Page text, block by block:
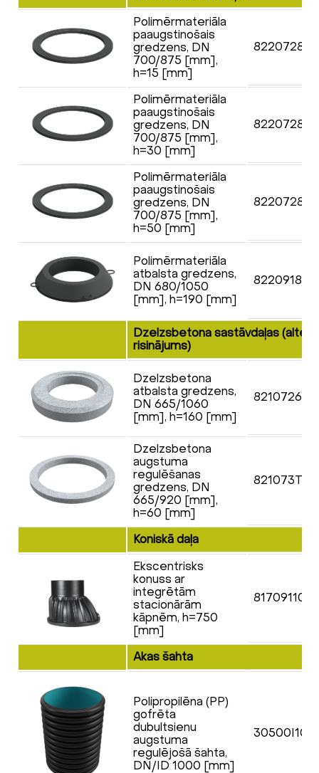
Polimērmateriāla
paaugstinošais
gredzens, DN
700/875 [mm],
h=15 [mm]
Polimērmateriāla
paaugstinošais
gredzens, DN
700/875 [mm],
h=30 [mm]
Polimērmateriāla
paaugstinošais
gredzens, DN
700/875 [mm],
h=50 [mm]
Polimērmateriāla
atbalsta gredzens,
DN 680/1050
[mm], h=190 [mm]
Dzelzsbetona sastāvdaļas
risinājums)
Dzelzsbetona
atbalsta gredzens,
DN 665/1060
[mm], h=160 [mm]
Dzelzsbetona
augstuma
regulēšanas
gredzens, DN
665/920 [mm],
h=60 [mm]
Koniskā daļa
Ekscentrisks
konuss ar
integrētām
stacionārām
kāpnēm, h=750
[mm]
Akas šahta
Polipropilēna (PP)
gofrēta
dubultsienu
augstuma
regulējošā šahta,
DN/ID 1000 [mm]